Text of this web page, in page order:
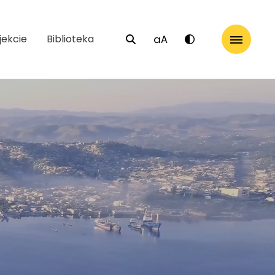
Biblioteka